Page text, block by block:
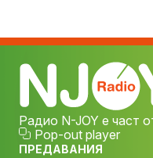
Радио N-JOY е част
Pop-out player
ПРЕДАВАНИЯ